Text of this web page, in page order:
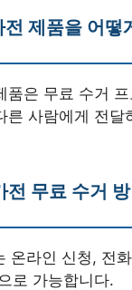
전 제품을 어떻
품은 무료 수거
른 사람에게 전달
전 무료 수거
온라인 신청, 전
로 가능합니다.